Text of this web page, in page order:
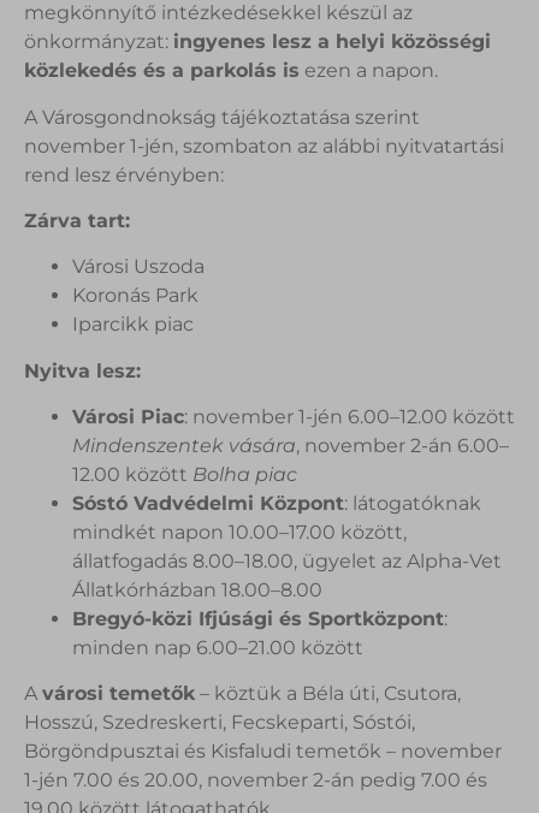
megkönnyítő intézkedésekkel készül az
önkormányzat: ingyenes lesz a helyi közösségi
közlekedés és a parkolás is ezen a napon.
A Városgondnokság tájékoztatása szerint
november 1-jén, szombaton az alábbi nyitvatartási
rend lesz érvényben:
Zárva tart:
Városi Uszoda
Koronás Park
Iparcikk piac
Nyitva lesz:
Városi Piac: november 1-jén 6.00–12.00 között
Mindenszentek vására, november 2-án 6.00–
12.00 között Bolha piac
Sóstó Vadvédelmi Központ: látogatóknak
mindkét napon 10.00–17.00 között,
állatfogadás 8.00–18.00, ügyelet az Alpha-Vet
Állatkórházban 18.00–8.00
Bregyó-közi Ifjúsági és Sportközpont:
minden nap 6.00–21.00 között
A városi temetők – köztük a Béla úti, Csutora,
Hosszú, Szedreskerti, Fecskeparti, Sóstói,
Börgöndpusztai és Kisfaludi temetők – november
1-jén 7.00 és 20.00, november 2-án pedig 7.00 és